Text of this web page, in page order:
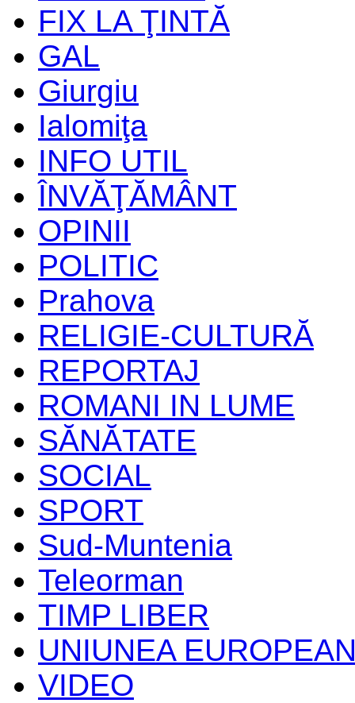
FIX LA ŢINTĂ
GAL
Giurgiu
Ialomiţa
INFO UTIL
ÎNVĂŢĂMÂNT
OPINII
POLITIC
Prahova
RELIGIE-CULTURĂ
REPORTAJ
ROMANI IN LUME
SĂNĂTATE
SOCIAL
SPORT
Sud-Muntenia
Teleorman
TIMP LIBER
UNIUNEA
VIDEO